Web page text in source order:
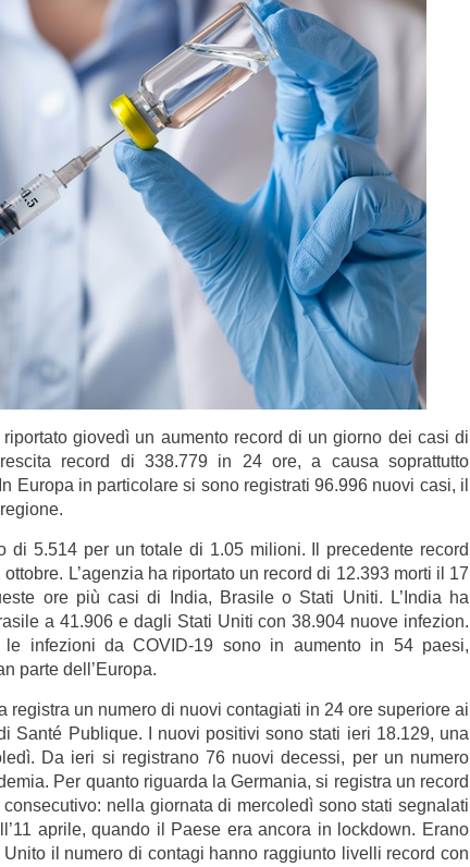
giovedì un aumento record di un giorno dei casi di
record di 338.779 in 24 ore, a causa soprattutto
Europa in particolare si sono registrati 96.996 nuovi casi, il
di 5.514 per un totale di 1.05 milioni. Il precedente record
L’agenzia ha riportato un record di 12.393 morti il ​​17
ore più casi di India, Brasile o Stati Uniti. L’India ha
a 41.906 e dagli Stati Uniti con 38.904 nuove infezion.
le infezioni da COVID-19 sono in aumento in 54 paesi,
parte dell’Europa.
registra un numero di nuovi contagiati in 24 ore superiore ai
Santé Publique. I nuovi positivi sono stati ieri 18.129, una
Da ieri si registrano 76 nuovi decessi, per un numero
Per quanto riguarda la Germania, si registra un record
nella giornata di mercoledì sono stati segnalati
aprile, quando il Paese era ancora in lockdown. Erano
il numero di contagi hanno raggiunto livelli record con